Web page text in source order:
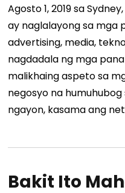
Agosto 1, 2019 sa
ay naglalayong sa mga
advertising, media,
nagdadala ng mga
malikhaing aspeto sa
negosyo na
ngayon, kasama ang
Bakit Ito